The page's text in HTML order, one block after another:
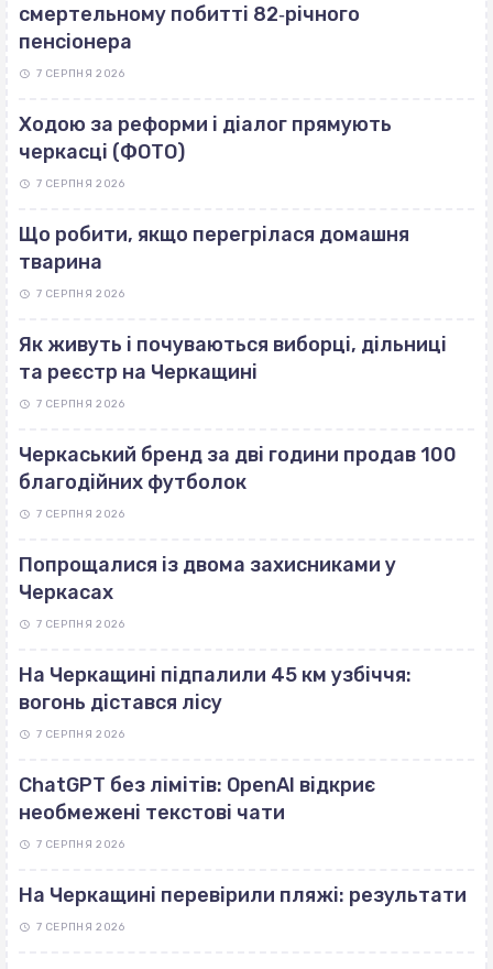
смертельному побитті 82‐річного
пенсіонера
7 СЕРПНЯ 2026
Ходою за реформи і діалог прямують
черкасці (ФОТО)
7 СЕРПНЯ 2026
Що робити, якщо перегрілася домашня
тварина
7 СЕРПНЯ 2026
Як живуть і почуваються виборці, дільниці
та реєстр на Черкащині
7 СЕРПНЯ 2026
Черкаський бренд за дві години продав 100
благодійних футболок
7 СЕРПНЯ 2026
Попрощалися із двома захисниками у
Черкасах
7 СЕРПНЯ 2026
На Черкащині підпалили 45 км узбіччя:
вогонь дістався лісу
7 СЕРПНЯ 2026
ChatGPT без лімітів: OpenAI відкриє
необмежені текстові чати
7 СЕРПНЯ 2026
На Черкащині перевірили пляжі: результати
7 СЕРПНЯ 2026